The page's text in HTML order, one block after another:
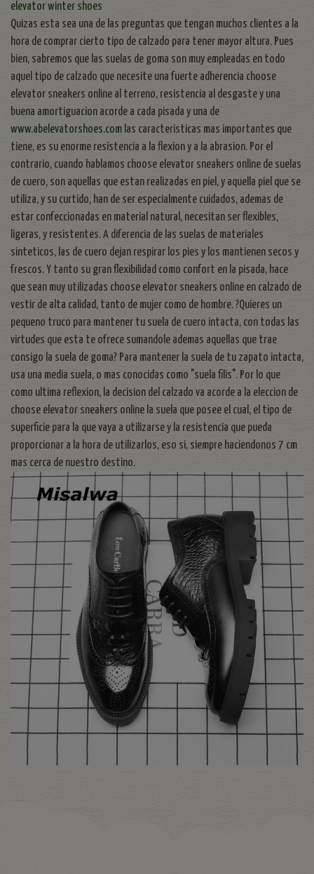
elevator winter shoes
Quizas esta sea una de las preguntas que tengan muchos clientes a la
hora de comprar cierto tipo de calzado para tener mayor altura. Pues
bien, sabremos que las suelas de goma son muy empleadas en todo
aquel tipo de calzado que necesite una fuerte adherencia choose
elevator sneakers online al terreno, resistencia al desgaste y una
buena amortiguacion acorde a cada pisada y una de
www.abelevatorshoes.com las caracteristicas mas importantes que
tiene, es su enorme resistencia a la flexion y a la abrasion. Por el
contrario, cuando hablamos choose elevator sneakers online de suelas
de cuero, son aquellas que estan realizadas en piel, y aquella piel que se
utiliza, y su curtido, han de ser especialmente cuidados, ademas de
estar confeccionadas en material natural, necesitan ser flexibles,
ligeras, y resistentes. A diferencia de las suelas de materiales
sinteticos, las de cuero dejan respirar los pies y los mantienen secos y
frescos. Y tanto su gran flexibilidad como confort en la pisada, hace
que sean muy utilizadas choose elevator sneakers online en calzado de
vestir de alta calidad, tanto de mujer como de hombre. ?Quieres un
pequeno truco para mantener tu suela de cuero intacta, con todas las
virtudes que esta te ofrece sumandole ademas aquellas que trae
consigo la suela de goma? Para mantener la suela de tu zapato intacta,
usa una media suela, o mas conocidas como "suela filis". Por lo que
como ultima reflexion, la decision del calzado va acorde a la eleccion de
choose elevator sneakers online la suela que posee el cual, el tipo de
superficie para la que vaya a utilizarse y la resistencia que pueda
proporcionar a la hora de utilizarlos, eso si, siempre haciendonos 7 cm
mas cerca de nuestro destino.